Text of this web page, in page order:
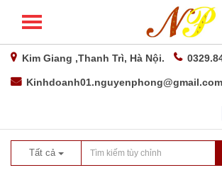
Kim Giang ,Thanh Trì, Hà Nội.
Kinhdoanh01.nguyenphong@gmail.com
Tất cả